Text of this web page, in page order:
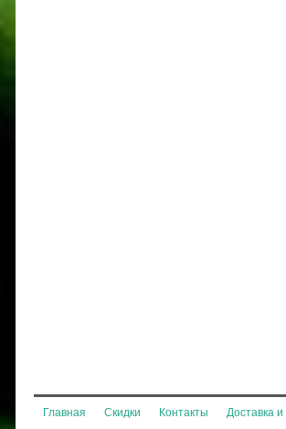
Главная Скидки Контакты Доставка